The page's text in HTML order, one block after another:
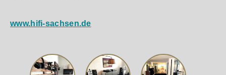
www.hifi-sachsen.de